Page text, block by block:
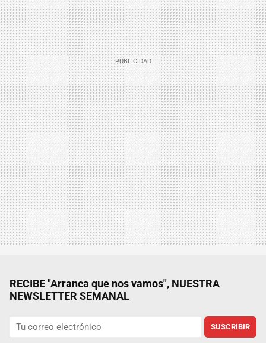
RECIBE "Arranca que nos vamos", NUESTRA
NEWSLETTER SEMANAL
SUSCRIBIR